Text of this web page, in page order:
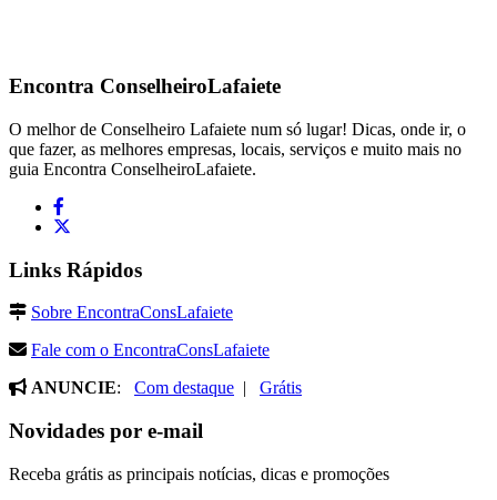
Encontra ConselheiroLafaiete
O melhor de Conselheiro Lafaiete num só lugar! Dicas, onde ir, o
que fazer, as melhores empresas, locais, serviços e muito mais no
guia Encontra ConselheiroLafaiete.
Links Rápidos
Sobre EncontraConsLafaiete
Fale com o EncontraConsLafaiete
ANUNCIE: Com destaque | Grátis
Novidades por e-mail
Receba grátis as principais notícias, dicas e promoções